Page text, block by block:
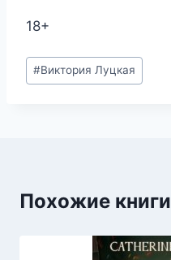
18+
Метки
записи:
#Виктория Луцкая
Похожие книги